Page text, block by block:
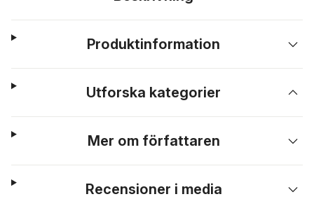
Produktinformation
Utforska kategorier
Mer om författaren
Recensioner i media